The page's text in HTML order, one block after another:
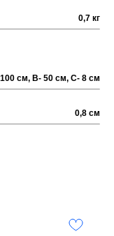
0,7 кг
см, В- 50 см, С- 8 см
0,8 см